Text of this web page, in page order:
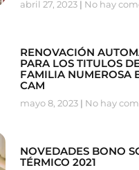
abril 27, 2023 No hay
RENOVACIÓN
PARA LOS TITULOS
FAMILIA NUMEROSA
CAM
mayo 8, 2023 No hay
NOVEDADES BONO
TÉRMICO 2021